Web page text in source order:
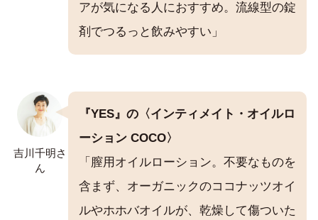
アが気になる人におすすめ。流線型の錠
剤でつるっと飲みやすい」
吉川千明さ
ん
『YES』の〈インティメイト・オイルロ
ーション COCO〉
「膣用オイルローション。不要なものを
含まず、オーガニックのココナッツオイ
ルやホホバオイルが、乾燥して傷ついた